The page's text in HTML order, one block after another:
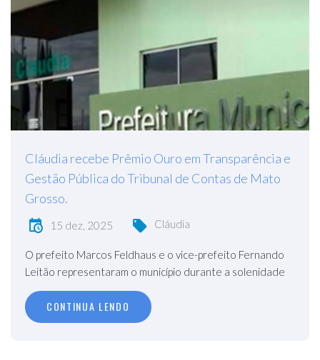
Cláudia recebe Prêmio Ouro em Transparência e
Gestão Pública do Tribunal de Contas de Mato
Grosso.
15 dez, 2025 Cláudia
O prefeito Marcos Feldhaus e o vice-prefeito Fernando
Leitão representaram o município durante a solenidade
CONTINUA LENDO